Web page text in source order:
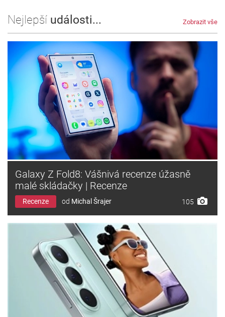
Nejlepší události... Zobrazit vše
Galaxy Z Fold8: Vášnivá recenze úžasně
malé skládačky | Recenze
Recenze od Michal Šrajer 105